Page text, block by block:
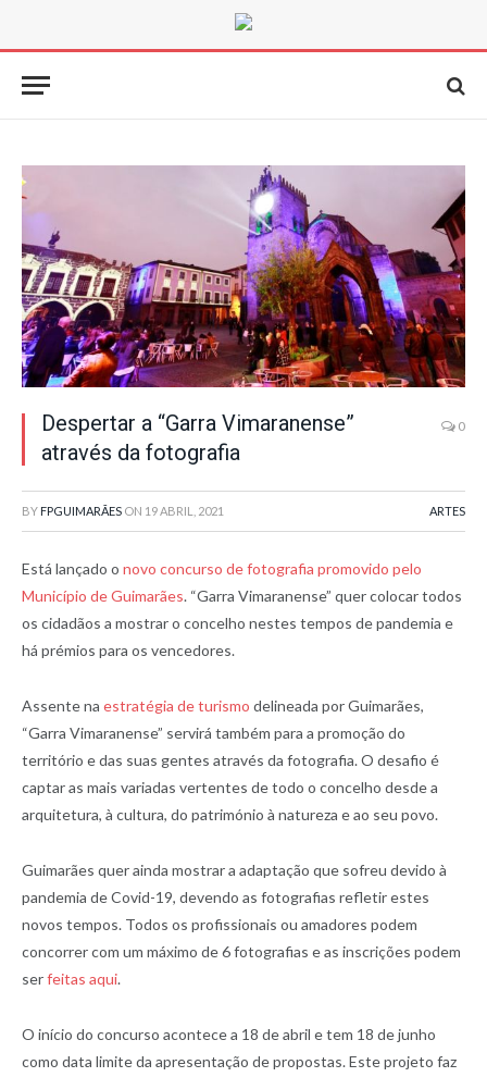
Despertar a “Garra Vimaranense”
através da fotografia
0
BY FPGUIMARÃES ON 19 ABRIL, 2021 ARTES
Está lançado o novo concurso de fotografia promovido pelo
Município de Guimarães. “Garra Vimaranense” quer colocar todos
os cidadãos a mostrar o concelho nestes tempos de pandemia e
há prémios para os vencedores.
Assente na estratégia de turismo delineada por Guimarães,
“Garra Vimaranense” servirá também para a promoção do
território e das suas gentes através da fotografia. O desafio é
captar as mais variadas vertentes de todo o concelho desde a
arquitetura, à cultura, do património à natureza e ao seu povo.
Guimarães quer ainda mostrar a adaptação que sofreu devido à
pandemia de Covid-19, devendo as fotografias refletir estes
novos tempos. Todos os profissionais ou amadores podem
concorrer com um máximo de 6 fotografias e as inscrições podem
serfeitas aqui.
O início do concurso acontece a 18 de abril e tem 18 de junho
como data limite da apresentação de propostas. Este projeto faz